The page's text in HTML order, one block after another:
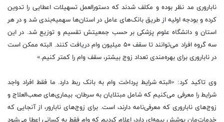
ناباروری مد نظر بوده و مکلف شدند که دستورالعمل تسهیلات اعطایی را تدوین
کرده و بودجه اولیه از طریق بانک‌های عامل در استان‌ها سهمیه‌بندی شد و در هر
استان و دانشگاه علوم پزشکی بر حسب جمعیتش تقسیم و توزیع شد. در این
سه گروه افراد می‌توانند تا سقف ۵۰ میلیون وام دریافت کنند. البته ممکن است
در ناباروری برای بهره‌مندی تعداد زوج بیشتر، سقف وام را کمتر کنیم.»
وی تاکید کرد: «البته شرایط پرداخت وام به بانک ربط دارد. ما فقط افراد واجد
شرایط را معرفی می‌کنیم که شامل مبتلایان به سرطان، بیماری‌های صعب‌العلاج و
زوج‌های ناباروری که معرفی‌نامه دارند، است. برای زوج‌های نابارور، از آنجایی که
خدمات‌مان پوشش بیمه‌ای دارد، اعلام کردیم که وام فقط به کسانی اعطا می‌شود